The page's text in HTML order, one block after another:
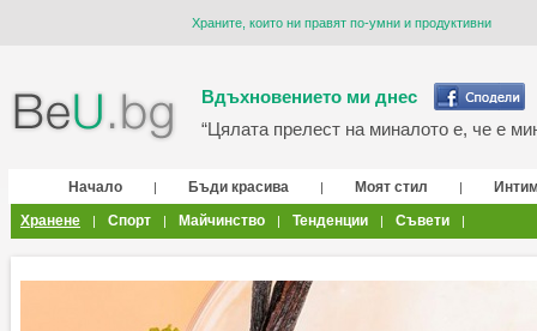
Храните, които ни правят по-умни и продуктивни
Вдъхновението ми днес
“Цялата прелест на миналото е, че е
Начало | Бъди красива | Моят стил |
Хранене
| Спорт | Майчинство | Тенденции | Съвети |